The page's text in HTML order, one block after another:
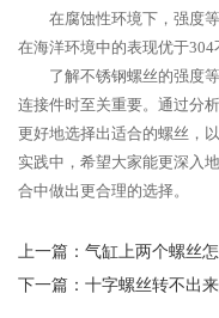
在腐蚀性环境下，强度
在海洋环境中的表现优于304
了解不锈钢螺丝的强度
连接件时至关重要。通过分
更好地选择出适合的螺丝，
实践中，希望大家能更深入
合中做出更合理的选择。
上一篇： 气缸上两个螺丝
下一篇： 十字螺丝转不出